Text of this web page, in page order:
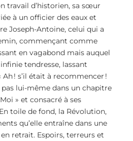
travail d’historien, sa sœur
à un officier des eaux et
Joseph-Antoine, celui qui a
commençant comme
en vagabond mais auquel
tendresse, lassant
! s’il était à recommencer !
pas lui-même dans un chapitre
» et consacré à ses
toile de fond, la Révolution,
qu’elle entraîne dans une
retrait. Espoirs, terreurs et